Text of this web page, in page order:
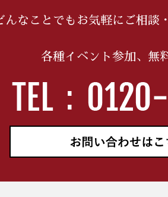
んなことでもお気軽にご相談・
各種イベント参加、無